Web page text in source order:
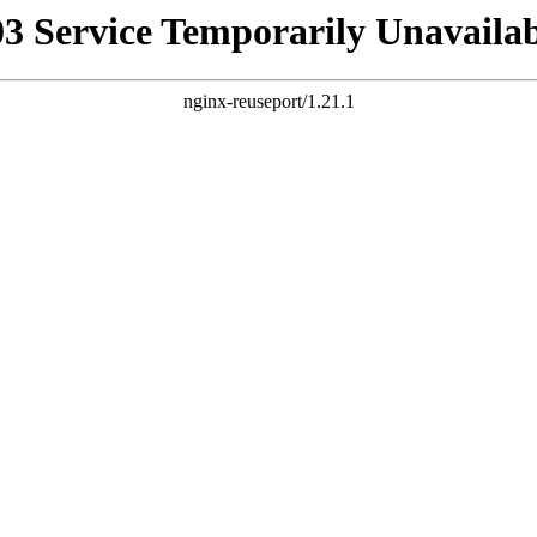
Service Temporarily
nginx-reuseport/1.21.1